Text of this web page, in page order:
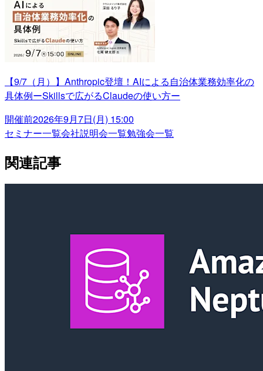
【9/7（月）】Anthropic登壇！AIによる自治体業務効率化の
具体例ーSkillsで広がるClaudeの使い方ー
開催前2026年9月7日(月) 15:00
セミナー一覧会社説明会一覧勉強会一覧
関連記事